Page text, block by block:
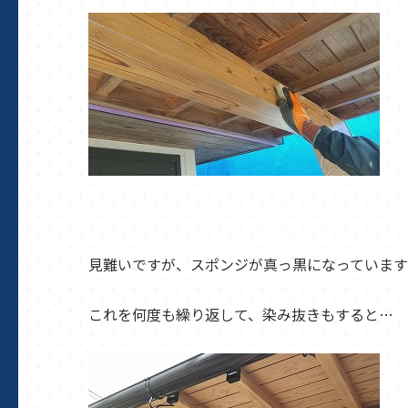
見難いですが、スポンジが真っ黒になっていま
これを何度も繰り返して、染み抜きもすると…